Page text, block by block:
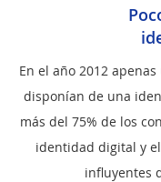
En el año 2012
disponían de una
más del 75% de los
identidad digital y
influyentes